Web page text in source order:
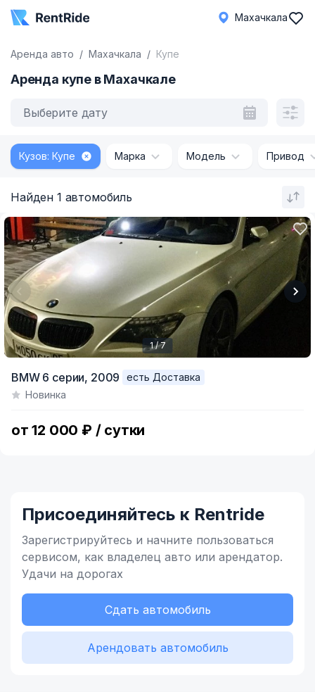
Махачкала
Аренда авто Махачкала Купе
Аренда купе в Махачкале
Выберите дату
Кузов: Купе Марка Модель Привод
Найден 1 автомобиль
of
1 / 7
BMW 6 серии, 2009
есть Доставка
Новинка
от 12 000 ₽ / сутки
Присоединяйтесь к Rentride
Зарегистрируйтесь и начните пользоваться
сервисом, как владелец авто или арендатор.
Удачи на дорогах
Сдать автомобиль
Арендовать автомобиль